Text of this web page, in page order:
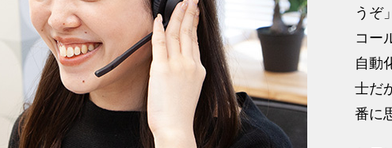
うぞ
コー
自動
士だ
番に